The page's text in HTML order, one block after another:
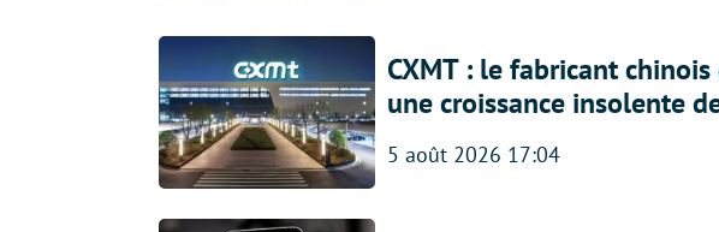
CXMT : le fabricant
une croissance insolente
5 août 2026 17:04